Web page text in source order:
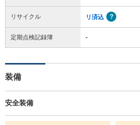
リサイクル リ済込
定期点検記録簿 -
装備
安全装備